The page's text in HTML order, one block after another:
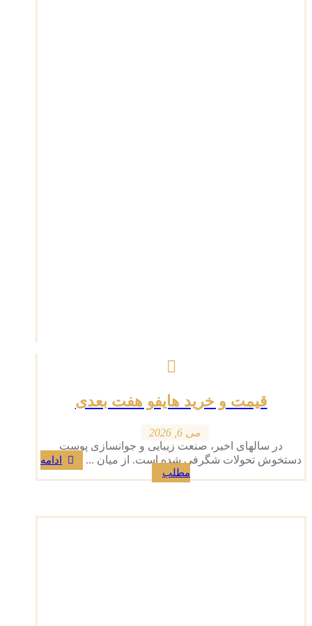
قیمت و خرید هایفو هفت بعدی
می 6, 2026
در سالهای اخیر، صنعت زیبایی و جوانسازی پوست
دستخوش تحولات شگرفی شده است. از میان ...
ادامه
مطلب